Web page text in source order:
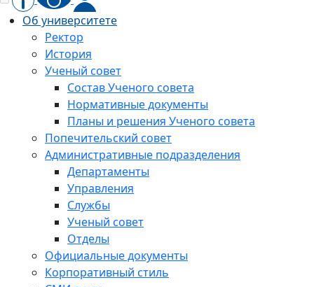
Об университете
Ректор
История
Ученый совет
Состав Ученого совета
Нормативные документы
Планы и решения Ученого совета
Попечительский совет
Административные подразделения
Департаменты
Управления
Службы
Ученый совет
Отделы
Официальные документы
Корпоративный стиль